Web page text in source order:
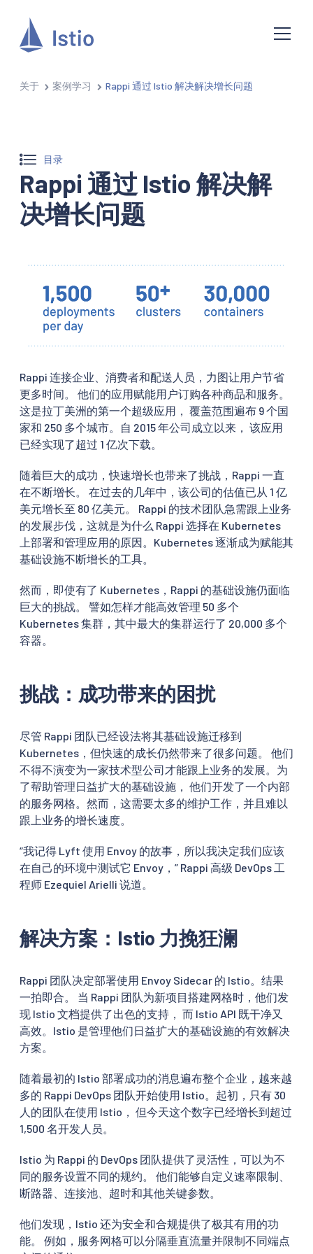
关于 案例学习 Rappi 通过 Istio 解决解决增长问题
目录
Rappi 通过 Istio 解决解
决增长问题
Rappi 连接企业、消费者和配送人员，力图让用户节省
更多时间。 他们的应用赋能用户订购各种商品和服务。
这是拉丁美洲的第一个超级应用， 覆盖范围遍布 9 个国
家和 250 多个城市。自 2015 年公司成立以来， 该应用
已经实现了超过 1 亿次下载。
随着巨大的成功，快速增长也带来了挑战，Rappi 一直
在不断增长。 在过去的几年中，该公司的估值已从 1 亿
美元增长至 80 亿美元。 Rappi 的技术团队急需跟上业务
的发展步伐，这就是为什么 Rappi 选择在 Kubernetes
上部署和管理应用的原因。Kubernetes 逐渐成为赋能其
基础设施不断增长的工具。
然而，即使有了 Kubernetes，Rappi 的基础设施仍面临
巨大的挑战。 譬如怎样才能高效管理 50 多个
Kubernetes 集群，其中最大的集群运行了 20,000 多个
容器。
挑战：成功带来的困扰
尽管 Rappi 团队已经设法将其基础设施迁移到
Kubernetes，但快速的成长仍然带来了很多问题。 他们
不得不演变为一家技术型公司才能跟上业务的发展。为
了帮助管理日益扩大的基础设施， 他们开发了一个内部
的服务网格。然而，这需要太多的维护工作，并且难以
跟上业务的增长速度。
“我记得 Lyft 使用 Envoy 的故事，所以我决定我们应该
在自己的环境中测试它 Envoy，” Rappi 高级 DevOps 工
程师 Ezequiel Arielli 说道。
解决方案：Istio 力挽狂澜
Rappi 团队决定部署使用 Envoy Sidecar 的 Istio。结果
一拍即合。 当 Rappi 团队为新项目搭建网格时，他们发
现 Istio 文档提供了出色的支持， 而 Istio API 既干净又
高效。Istio 是管理他们日益扩大的基础设施的有效解决
方案。
随着最初的 Istio 部署成功的消息遍布整个企业，越来越
多的 Rappi DevOps 团队开始使用 Istio。起初，只有 30
人的团队在使用 Istio， 但今天这个数字已经增长到超过
1,500 名开发人员。
Istio 为 Rappi 的 DevOps 团队提供了灵活性，可以为不
同的服务设置不同的规约。 他们能够自定义速率限制、
断路器、连接池、超时和其他关键参数。
他们发现，Istio 还为安全和合规提供了极其有用的功
能。 例如，服务网格可以分隔垂直流量并限制不同端点